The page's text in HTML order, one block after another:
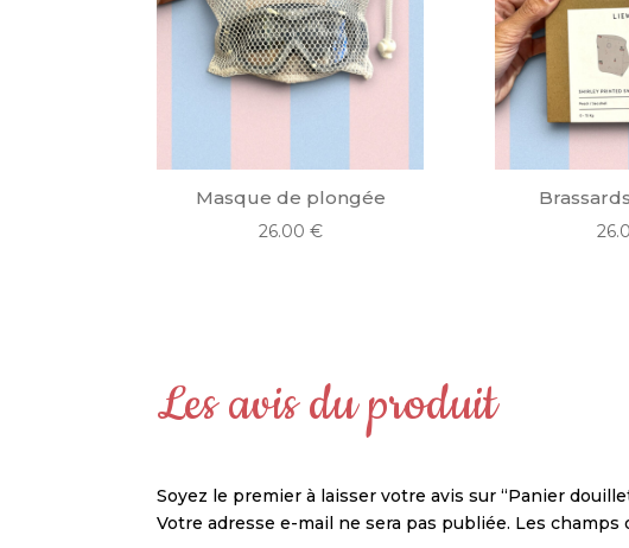
Masque de plongée
26.00 €
Les avis du produit
Soyez le premier à laisser votre avis sur “Panier
Votre adresse e-mail ne sera pas publiée. Les champs